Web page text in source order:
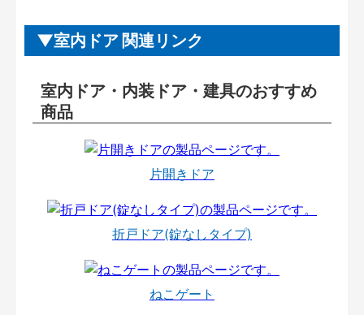
室内ドア 関連リンク
室内ドア・内装ドア・建具のおすすめ
商品
片開きドア
折戸ドア(錠なしタイプ)
ねこゲート